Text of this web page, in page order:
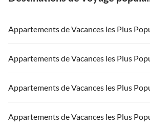
Appartements de Vacances les Plus
Appartements de Vacances à France
Appartements de Vacances à Paris-Ile de France
Appartements de Vacances à Paris
Appartements de Vacances les Plus
Appartements de Vacances à France
Appartements de Vacances à Paris-Ile de France
Appartements de Vacances à Paris
Appartements de Vacances les Plus
Appartements de Vacances à France
Appartements de Vacances les Plus